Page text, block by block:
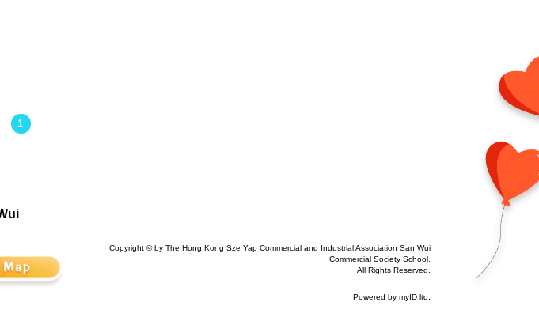
1
Copyright © by The Hong Kong Sze Yap Commercial and Industrial Association San Wui
Commercial Society School.
All Rights Reserved.
Powered by myID ltd